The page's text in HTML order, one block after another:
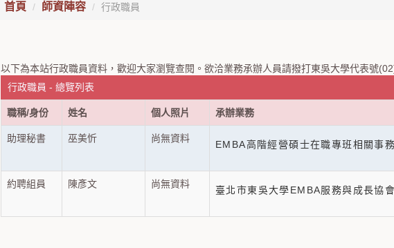
首頁 師資陣容 行政職員
以下為本站行政職員資料，歡迎大家瀏覽查閱。欲洽業務承辦人員請撥打東吳大學代表號
行政職員 - 總覽列表
職稱/身份 姓名 個人照片 承辦業務
助理秘書 巫美忻 尚無資料
EMBA高階經營碩士在職專班相關事務
約聘組員 陳彥文 尚無資料
臺北市東吳大學EMBA服務與成長協